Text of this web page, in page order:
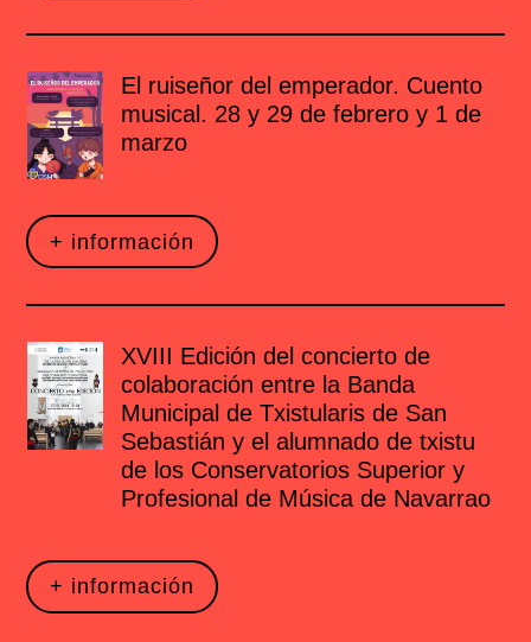
El ruiseñor del emperador. Cuento
musical. 28 y 29 de febrero y 1 de
marzo
+ información
XVIII Edición del concierto de
colaboración entre la Banda
Municipal de Txistularis de San
Sebastián y el alumnado de txistu
de los Conservatorios Superior y
Profesional de Música de Navarrao
+ información